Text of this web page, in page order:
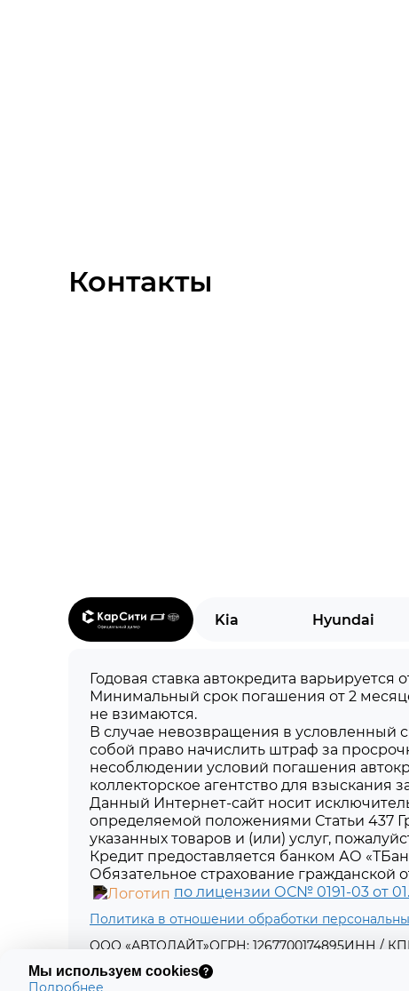
Мы используем cookies
Подробнее
Контакты
Kia Hyundai
Годовая ставка автокредита
Минимальный срок погашения от 2
не взимаются.
В случае невозвращения в условленный
собой право начислить штраф за
несоблюдении условий погашения
коллекторское агентство для взыскания
Данный Интернет-сайт носит
определяемой положениями Статьи 437
указанных товаров и (или) услуг,
Кредит предоставляется банком АО
Обязательное страхование гражданской
по лицензии ОС№ 0191-03 от
Политика в отношении обработки
ООО «АВТОЛАЙТ»ОГРН: 1267700174895ИНН /
Юридический адрес: 199261, г. Москва,